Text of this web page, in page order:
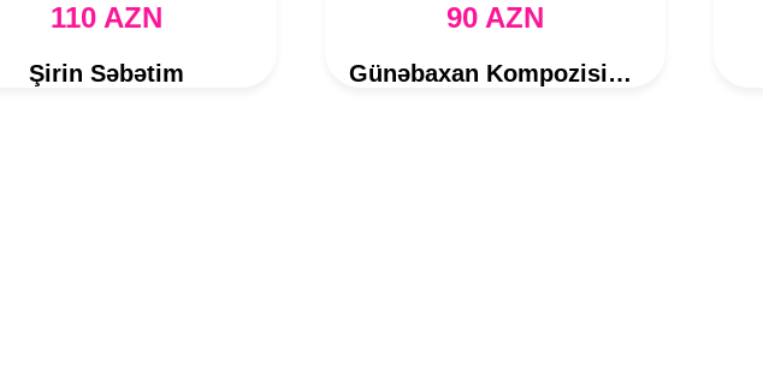
110 AZN
Şirin Səbətim
90 AZN
Günəbaxan Kompozisiyası